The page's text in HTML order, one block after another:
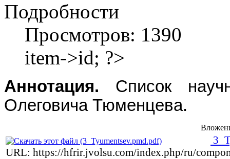
Подробности
Просмотров: 1390
item->id; ?>
Аннотация. Список
Олеговича Тюменцева.
URL: https://hfrir.jvolsu.com/index.php/ru/